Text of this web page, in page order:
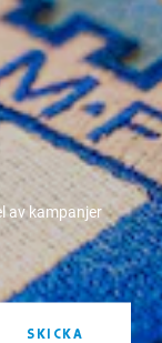
av kampanjer
SKICKA